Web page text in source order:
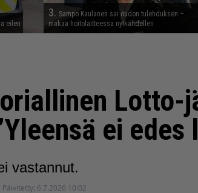
eilen
3. Sampo Kaulanen sai oudon tulehduksen –
makaa hoitolaitteessa nytkähdellen
ei edes
vastannut.
Päivitetty: 6.7.2026 10:02